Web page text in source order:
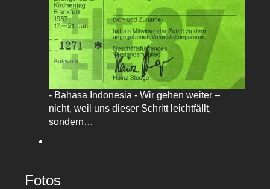
- Bahasa Indonesia - Wir gehen weiter –
nicht, weil uns dieser Schritt leichtfällt,
sondern…
Fotos